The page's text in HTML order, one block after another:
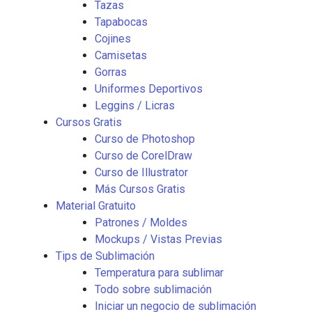
Tazas
Tapabocas
Cojines
Camisetas
Gorras
Uniformes Deportivos
Leggins / Licras
Cursos Gratis
Curso de Photoshop
Curso de CorelDraw
Curso de Illustrator
Más Cursos Gratis
Material Gratuito
Patrones / Moldes
Mockups / Vistas Previas
Tips de Sublimación
Temperatura para sublimar
Todo sobre sublimación
Iniciar un negocio de sublimación